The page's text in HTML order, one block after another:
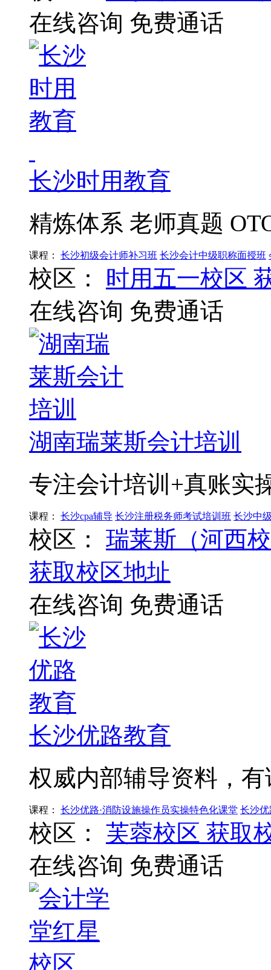
在线咨询 免费通话
长沙时用教育
精炼体系 老师真题
课程： 长沙初级会计师补习班 长沙会计中级职称面授班
校区： 时用五一校区
在线咨询 免费通话
湖南瑞莱斯会计培训
专注会计培训+真账实
课程： 长沙cpa辅导 长沙注册税务师考试培训班 长沙中
校区：
瑞莱斯（河西
获取校区地址
在线咨询 免费通话
长沙优路教育
权威内部辅导资料，
课程： 长沙优路·消防设施操作员实操特色化课堂 长沙优
校区： 芙蓉校区 获取
在线咨询 免费通话